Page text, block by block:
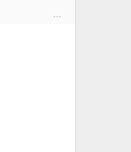
...